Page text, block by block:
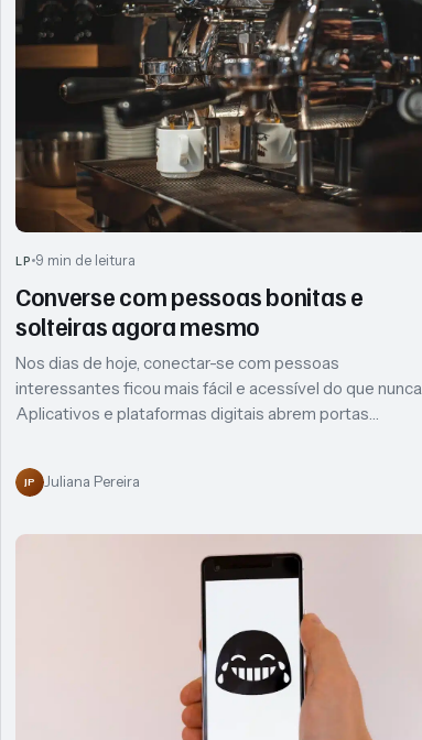
LP 9 min de leitura
Converse com pessoas bonitas e
solteiras agora mesmo
Nos dias de hoje, conectar-se com pessoas
interessantes ficou mais fácil e acessível do que nunca.
Aplicativos e plataformas digitais abrem portas…
JP Juliana Pereira